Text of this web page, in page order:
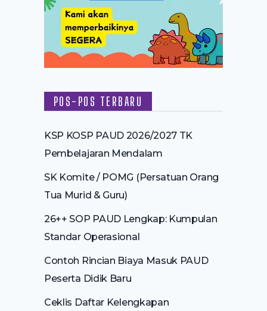
POS-POS TERBARU
KSP KOSP PAUD 2026/2027 TK
Pembelajaran Mendalam
SK Komite / POMG (Persatuan Orang
Tua Murid & Guru)
26++ SOP PAUD Lengkap: Kumpulan
Standar Operasional
Contoh Rincian Biaya Masuk PAUD
Peserta Didik Baru
Ceklis Daftar Kelengkapan